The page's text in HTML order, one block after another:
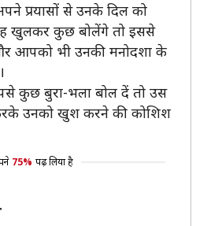
प्रयासों से उनके दिल को
खुलकर कुछ बोलेंगे तो इससे
आपको भी उनकी मनोदशा के
कुछ बुरा-भला बोल दें तो उस
उनको खुश करने की कोशिश
75% पढ़ लिया है